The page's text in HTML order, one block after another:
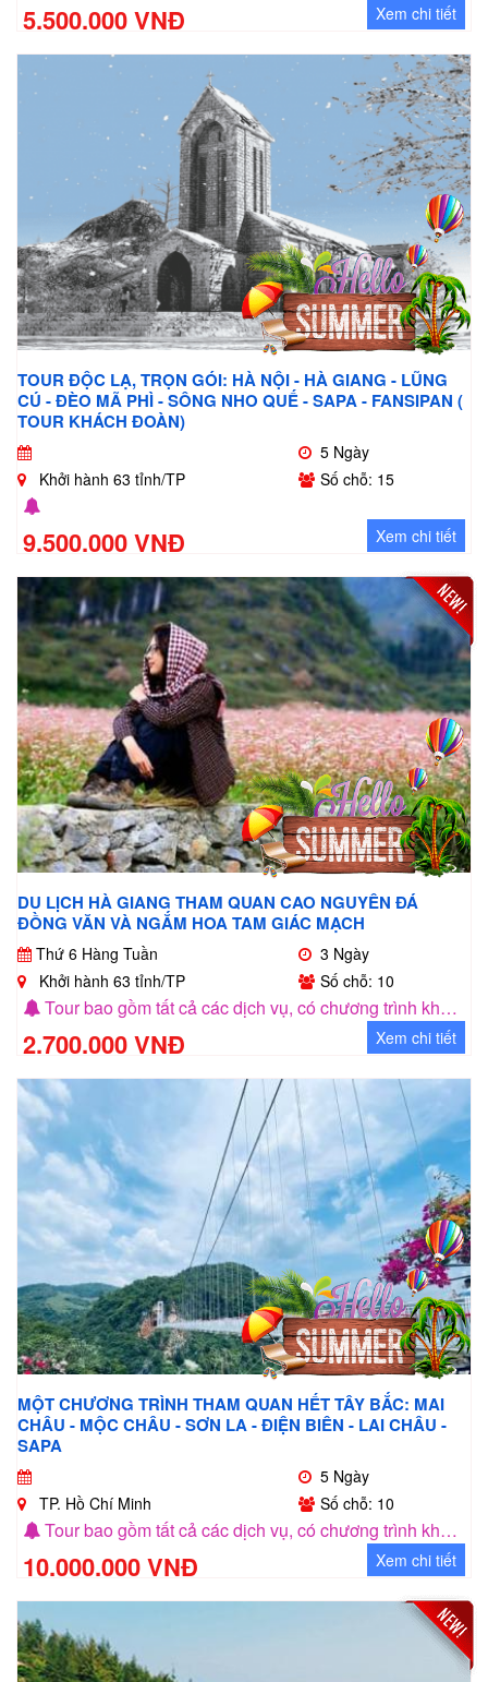
5.500.000 VNĐ Xem chi tiết
TOUR ĐỘC LẠ, TRỌN GÓI: HÀ NỘI - HÀ GIANG - LŨNG
CÚ - ĐÈO MÃ PHÌ - SÔNG NHO QUẾ - SAPA - FANSIPAN (
TOUR KHÁCH ĐOÀN)
5 Ngày
Khởi hành 63 tỉnh/TP
Số chỗ: 15
9.500.000 VNĐ Xem chi tiết
DU LỊCH HÀ GIANG THAM QUAN CAO NGUYÊN ĐÁ
ĐỒNG VĂN VÀ NGẮM HOA TAM GIÁC MẠCH
Thứ 6 Hàng Tuần
3 Ngày
Khởi hành 63 tỉnh/TP
Số chỗ: 10
Tour bao gồm tất cả các dịch vụ, có chương trình khuyến mãi cho nhóm khách 5 người
2.700.000 VNĐ Xem chi tiết
MỘT CHƯƠNG TRÌNH THAM QUAN HẾT TÂY BẮC: MAI
CHÂU - MỘC CHÂU - SƠN LA - ĐIỆN BIÊN - LAI CHÂU -
SAPA
5 Ngày
TP. Hồ Chí Minh
Số chỗ: 10
Tour bao gồm tất cả các dịch vụ, có chương trình khuyến mãi cho nhóm khách 5 người
10.000.000 VNĐ Xem chi tiết